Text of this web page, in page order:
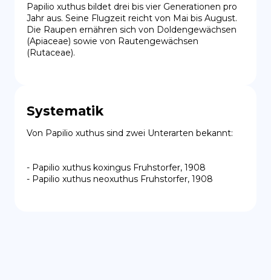
Papilio xuthus bildet drei bis vier Generationen pro
Jahr aus. Seine Flugzeit reicht von Mai bis August.
Die Raupen ernähren sich von Doldengewächsen
(Apiaceae) sowie von Rautengewächsen
(Rutaceae).
Systematik
Von Papilio xuthus sind zwei Unterarten bekannt:
- Papilio xuthus koxingus Fruhstorfer, 1908
- Papilio xuthus neoxuthus Fruhstorfer, 1908